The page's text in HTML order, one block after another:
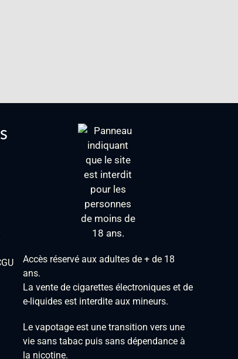
Accès réservé aux adultes de + de 18
ans.
La vente de cigarettes électroniques et de
e-liquides est interdite aux mineurs.
Le vapotage est une transition vers une
vie sans tabac puis sans dépendance à
la nicotine.